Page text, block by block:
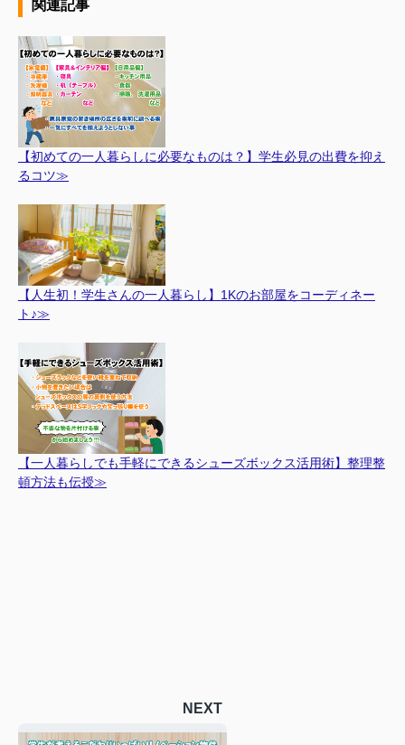
関連記事
【初めての一人暮らしに必要なものは？】学生必見の出費を抑え
るコツ≫
【人生初！学生さんの一人暮らし】1Kのお部屋をコーディネー
ト♪≫
【一人暮らしでも手軽にできるシューズボックス活用術】整理整
頓方法も伝授≫
NEXT